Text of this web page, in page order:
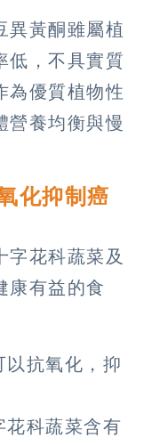
異黃酮雖屬植
低，不具實質
為優質植物性
營養均衡與慢
化抑制癌
字花科蔬菜及
康有益的食
以抗氧化，抑
花科蔬菜含有